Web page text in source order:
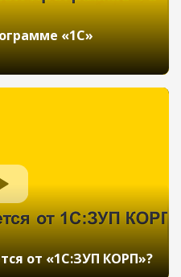
«1С»
от «1С:ЗУП КОРП»?